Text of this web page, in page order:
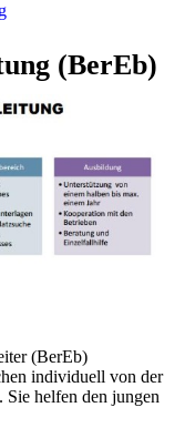
(BerEb)
(BerEb)
individuell von der
Sie helfen den jungen